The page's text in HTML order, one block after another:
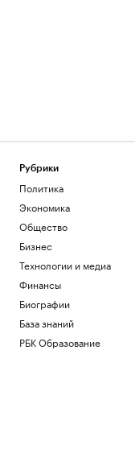
Рубрики
Политика
Экономика
Общество
Бизнес
Технологии и медиа
Финансы
Биографии
База знаний
РБК Образование